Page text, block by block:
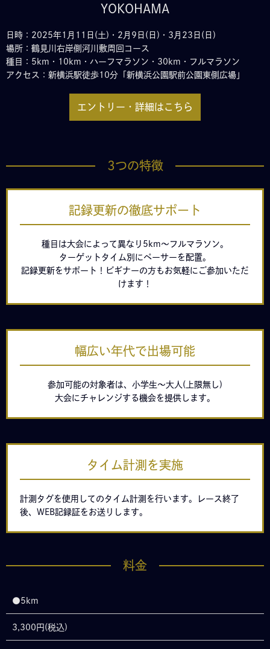
YOKOHAMA
日時：2025年1月11日(土)・2月9日(日)・3月23日(日)
場所：鶴見川右岸側河川敷周回コース
種目：5km・10km・ハーフマラソン・30km・フルマラソン
アクセス：新横浜駅徒歩10分「新横浜公園駅前公園東側広場」
エントリー・詳細はこちら
3つの特徴
記録更新の徹底サポート
種目は大会によって異なり5km〜フルマラソン。
ターゲットタイム別にペーサーを配置。
記録更新をサポート！ビギナーの方もお気軽にご参加いただ
けます！
幅広い年代で出場可能
参加可能の対象者は、小学生〜大人(上限無し)
大会にチャレンジする機会を提供します。
タイム計測を実施
計測タグを使用してのタイム計測を行います。レース終了
後、WEB記録証をお送りします。
料金
●5km
3,300円(税込)